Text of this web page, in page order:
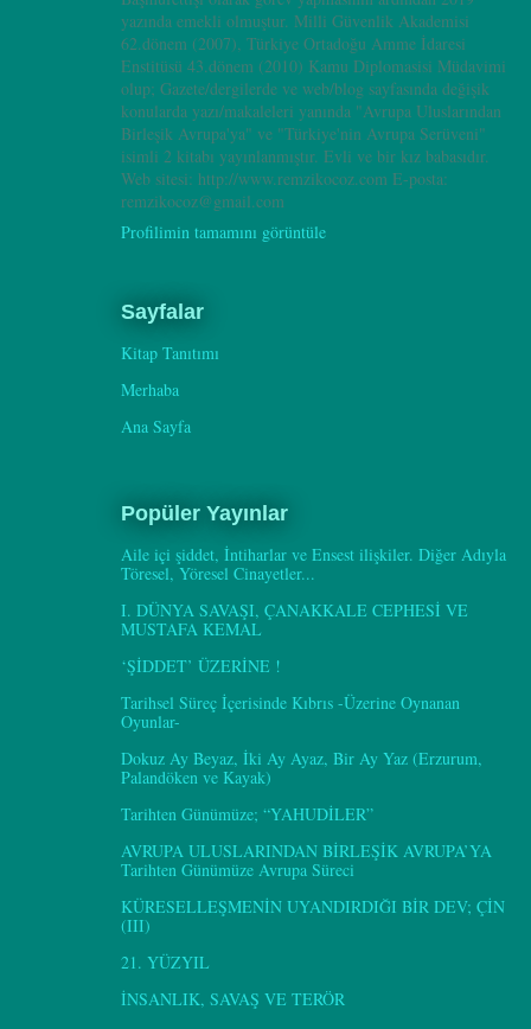
yazında emekli olmuştur. Milli Güvenlik Akademisi
62.dönem (2007), Türkiye Ortadoğu Amme İdaresi
Enstitüsü 43.dönem (2010) Kamu Diplomasisi Müdavimi
olup; Gazete/dergilerde ve web/blog sayfasında değişik
konularda yazı/makaleleri yanında "Avrupa Uluslarından
Birleşik Avrupa'ya" ve "Türkiye'nin Avrupa Serüveni"
isimli 2 kitabı yayınlanmıştır. Evli ve bir kız babasıdır.
Web sitesi: http://www.remzikocoz.com E-posta:
remzikocoz@gmail.com
Profilimin tamamını görüntüle
Sayfalar
Kitap Tanıtımı
Merhaba
Ana Sayfa
Popüler Yayınlar
Aile içi şiddet, İntiharlar ve Ensest ilişkiler. Diğer Adıyla
Töresel, Yöresel Cinayetler...
I. DÜNYA SAVAŞI, ÇANAKKALE CEPHESİ VE
MUSTAFA KEMAL
‘ŞİDDET’ ÜZERİNE !
Tarihsel Süreç İçerisinde Kıbrıs -Üzerine Oynanan
Oyunlar-
Dokuz Ay Beyaz, İki Ay Ayaz, Bir Ay Yaz (Erzurum,
Palandöken ve Kayak)
Tarihten Günümüze; “YAHUDİLER”
AVRUPA ULUSLARINDAN BİRLEŞİK AVRUPA’YA
Tarihten Günümüze Avrupa Süreci
KÜRESELLEŞMENİN UYANDIRDIĞI BİR DEV; ÇİN
(III)
21. YÜZYIL
İNSANLIK, SAVAŞ VE TERÖR